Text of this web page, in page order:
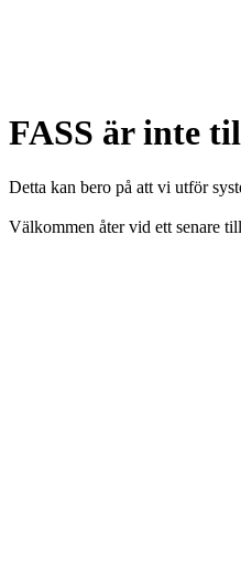
FASS är inte
Detta kan bero på att vi utför
Välkommen åter vid ett senare